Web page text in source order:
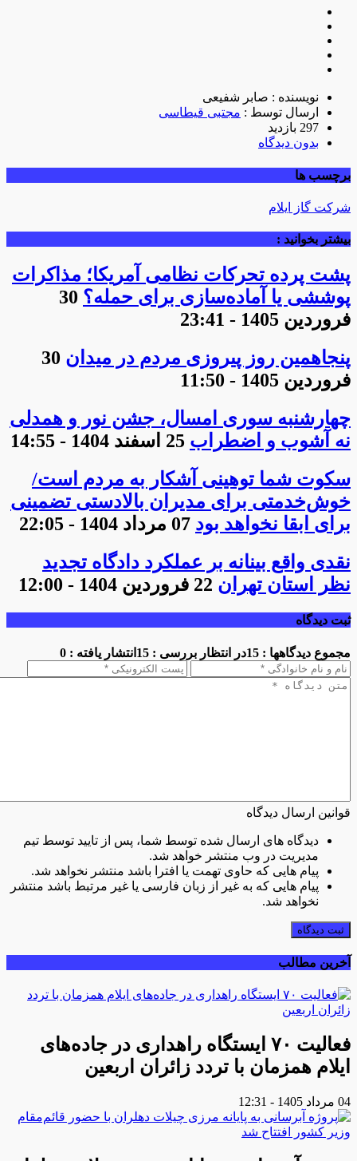
نویسنده : صابر شفیعی
ارسال توسط : مجتبی قیطاسی
297 بازدید
بدون دیدگاه
برچسب ها
شرکت گاز ایلام
بیشتر بخوانید :
پشت پرده تحرکات نظامی آمریکا؛ مذاکرات
پوششی یا آماده‌سازی برای حمله؟ 30
فروردین 1405 - 23:41
پنجاهمین روز پیروزی مردم در میدان 30
فروردین 1405 - 11:50
چهارشنبه سوری امسال، جشن نور و همدلی
نه آشوب و اضطراب 25 اسفند 1404 - 14:55
سکوت شما توهینی آشکار به مردم است/
خوش‌خدمتی برای مدیران بالادستی تضمینی
برای ابقا نخواهد بود 07 مرداد 1404 - 22:05
نقدی واقع بینانه بر عملکرد دادگاه تجدید
نظر استان تهران 22 فروردین 1404 - 12:00
ثبت دیدگاه
مجموع دیدگاهها : 15 در انتظار بررسی : 15 انتشار یافته : 0
قوانین ارسال دیدگاه
دیدگاه های ارسال شده توسط شما، پس از تایید توسط تیم
مدیریت در وب منتشر خواهد شد.
پیام هایی که حاوی تهمت یا افترا باشد منتشر نخواهد شد.
پیام هایی که به غیر از زبان فارسی یا غیر مرتبط باشد منتشر
نخواهد شد.
ثبت دیدگاه
آخرین مطالب
فعالیت ۷۰ ایستگاه راهداری در جاده‌های
ایلام همزمان با تردد زائران اربعین
04 مرداد 1405 - 12:31